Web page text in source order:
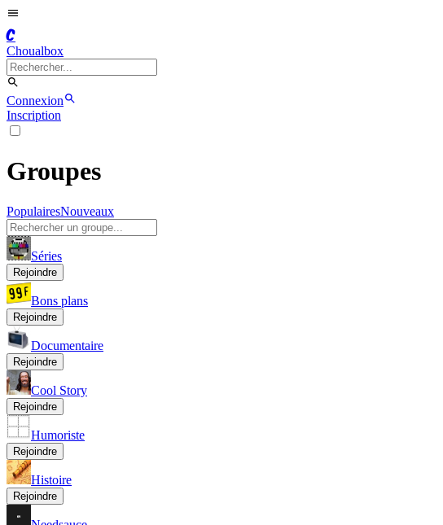
C
Choualbox
Connexion
Inscription
Groupes
PopulairesNouveaux
Séries
Rejoindre
Bons plans
Rejoindre
Documentaire
Rejoindre
Cool Story
Rejoindre
Humoriste
Rejoindre
Histoire
Rejoindre